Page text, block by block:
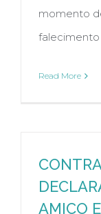
momento
falecimento
Read More
AMICO